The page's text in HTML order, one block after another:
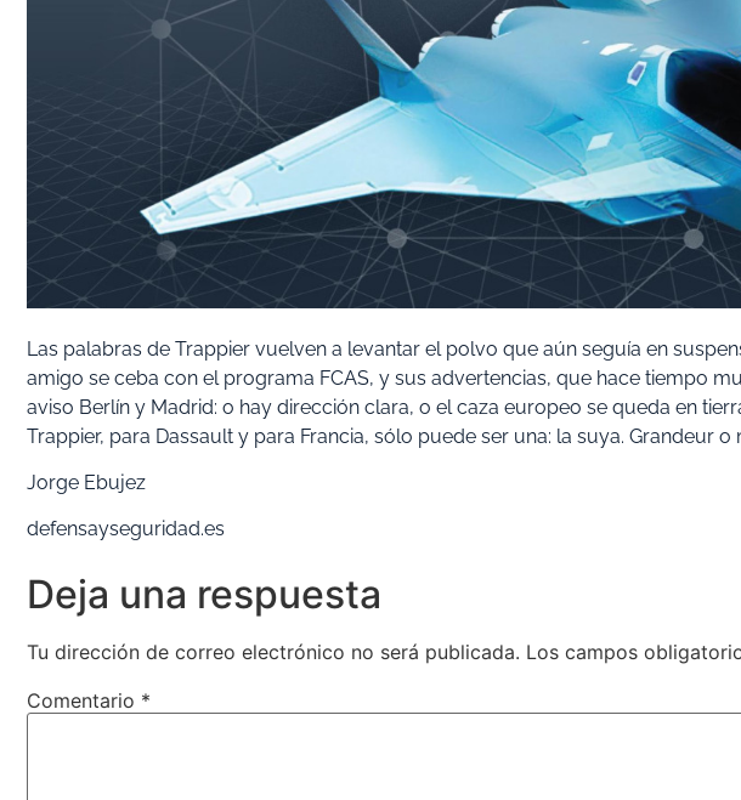
Las palabras de Trappier vuelven a levantar el polvo que aún seguía en
amigo se ceba con el programa FCAS, y sus advertencias, que hace tiempo
aviso Berlín y Madrid: o hay dirección clara, o el caza europeo se queda en
Trappier, para Dassault y para Francia, sólo puede ser una: la suya. Grandeur o
Jorge Ebujez
defensayseguridad.es
Deja una respuesta
Tu dirección de correo electrónico no será publicada. Los campos
Comentario *